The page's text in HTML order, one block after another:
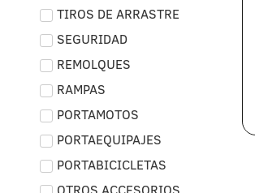
TIROS DE ARRASTRE
SEGURIDAD
REMOLQUES
RAMPAS
PORTAMOTOS
PORTAEQUIPAJES
PORTABICICLETAS
OTROS ACCESORIOS